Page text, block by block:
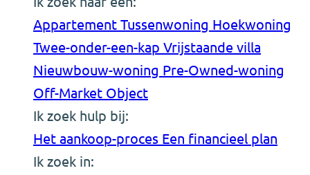
Appartement Tussenwoning Hoekwoning
Twee-onder-een-kap Vrijstaande villa
Nieuwbouw-woning Pre-Owned-woning
Off-Market Object
Ik zoek hulp bij:
Het aankoop-proces Een financieel plan
Ik zoek in: